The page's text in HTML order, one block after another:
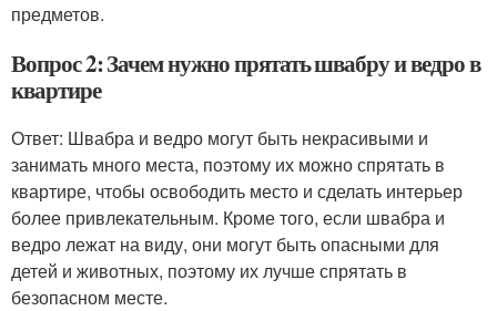
предметов.
Вопрос 2: Зачем нужно прятать швабру и ведро в
квартире
Ответ: Швабра и ведро могут быть некрасивыми и
занимать много места, поэтому их можно спрятать в
квартире, чтобы освободить место и сделать интерьер
более привлекательным. Кроме того, если швабра и
ведро лежат на виду, они могут быть опасными для
детей и животных, поэтому их лучше спрятать в
безопасном месте.